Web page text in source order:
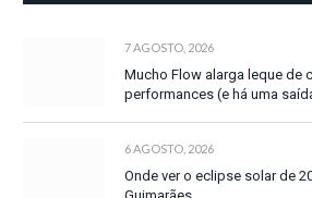
7 AGOSTO, 2026
Mucho Flow alarga leque de
performances (e há uma
6 AGOSTO, 2026
Onde ver o eclipse solar de